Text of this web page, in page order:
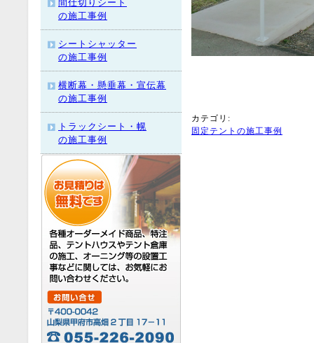
間仕切りシート
の施工事例
シートシャッター
の施工事例
横断幕・懸垂幕・宣伝幕
の施工事例
トラックシート・幌
の施工事例
カテゴリ :
固定テントの施工事例